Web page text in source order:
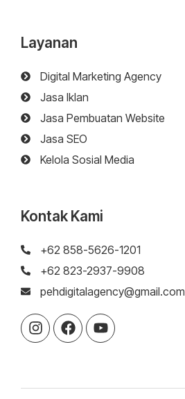
Layanan
Digital Marketing Agency
Jasa Iklan
Jasa Pembuatan Website
Jasa SEO
Kelola Sosial Media
Kontak Kami
+62 858-5626-1201
+62 823-2937-9908
pehdigitalagency@gmail.com